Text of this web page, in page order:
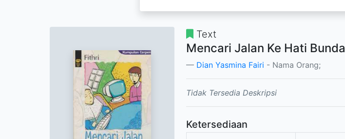
Text
Mencari Jalan Ke Hati Bunda
Dian Yasmina Fairi - Nama Orang;
Tidak Tersedia Deskripsi
Ketersediaan